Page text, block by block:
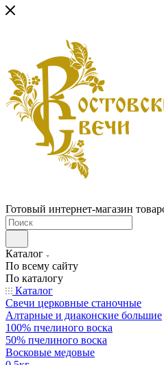
Готовый интернет-магазин
Каталог
По всему сайту
По каталогу
Каталог
Свечи церковные станочные
Алтарные и диаконские большие
100% пчелиного воска
50% пчелиного воска
Восковые медовые